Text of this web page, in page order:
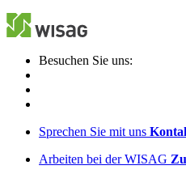
Besuchen Sie uns:
Sprechen Sie mit uns
Arbeiten bei der WISAG